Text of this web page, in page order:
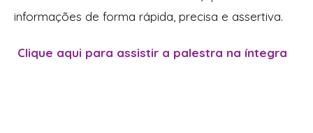
informações de forma rápida, precisa e assertiva.
Clique aqui para assistir a palestra na íntegra